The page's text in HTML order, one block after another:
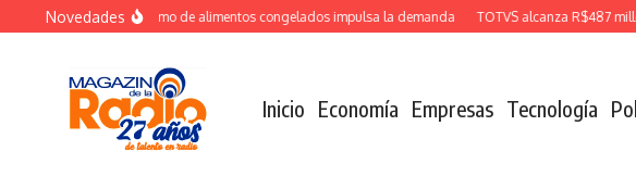
Saltar al contenido
Novedades
del consumo de alimentos congelados impulsa la demanda TOTVS alcanza R$487
Inicio Economía Empresas Tecnología